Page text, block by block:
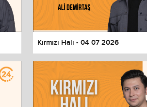
Done
Kırmızı Halı - 04 07 2026